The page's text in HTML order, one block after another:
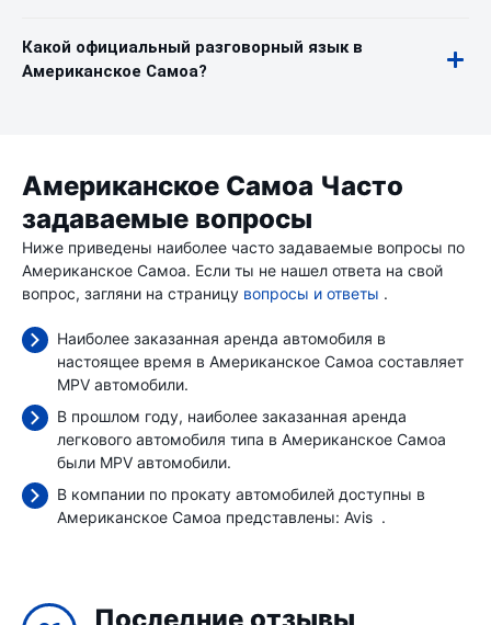
Какой официальный разговорный язык в
Американское Самоа?
Американское Самоа Часто
задаваемые вопросы
Ниже приведены наиболее часто задаваемые вопросы по
Американское Самоа. Если ты не нашел ответа на свой
вопрос, загляни на страницу вопросы и ответы .
Наиболее заказанная аренда автомобиля в
настоящее время в Американское Самоа составляет
MPV автомобили.
В прошлом году, наиболее заказанная аренда
легкового автомобиля типа в Американское Самоа
были MPV автомобили.
В компании по прокату автомобилей доступны в
Американское Самоа представлены: Avis .